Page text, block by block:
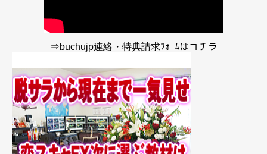
⇒buchujp連絡・特典請求ﾌｫｰﾑはコチラ